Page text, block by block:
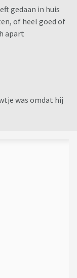
gedaan in huis
of heel goed of
apart
was omdat hij